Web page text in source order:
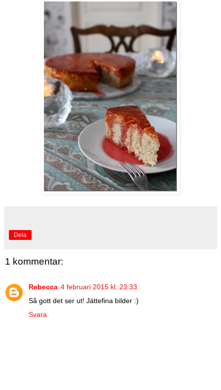
Dela
1 kommentar:
Rebecca 4 februari 2015 kl. 23:33
Så gott det ser ut! Jättefina bilder :)
Svara